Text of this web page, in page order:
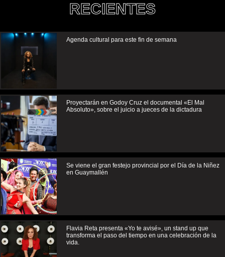
RECIENTES
Agenda cultural para este fin de semana
Proyectarán en Godoy Cruz el documental «El Mal
Absoluto», sobre el juicio a jueces de la dictadura
Se viene el gran festejo provincial por el Día de la Niñez
en Guaymallén
Flavia Reta presenta «Yo te avisé», un stand up que
transforma el paso del tiempo en una celebración de la
vida.